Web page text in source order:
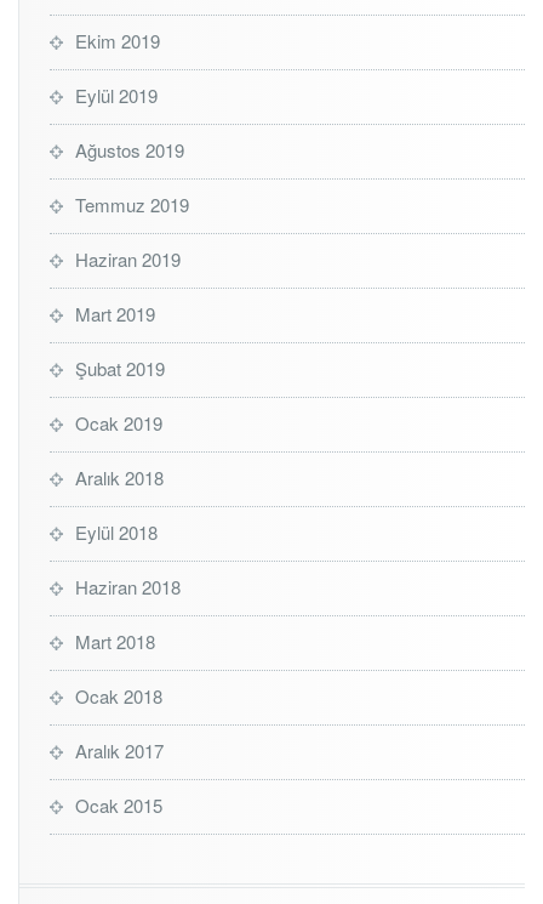
Ekim 2019
Eylül 2019
Ağustos 2019
Temmuz 2019
Haziran 2019
Mart 2019
Şubat 2019
Ocak 2019
Aralık 2018
Eylül 2018
Haziran 2018
Mart 2018
Ocak 2018
Aralık 2017
Ocak 2015